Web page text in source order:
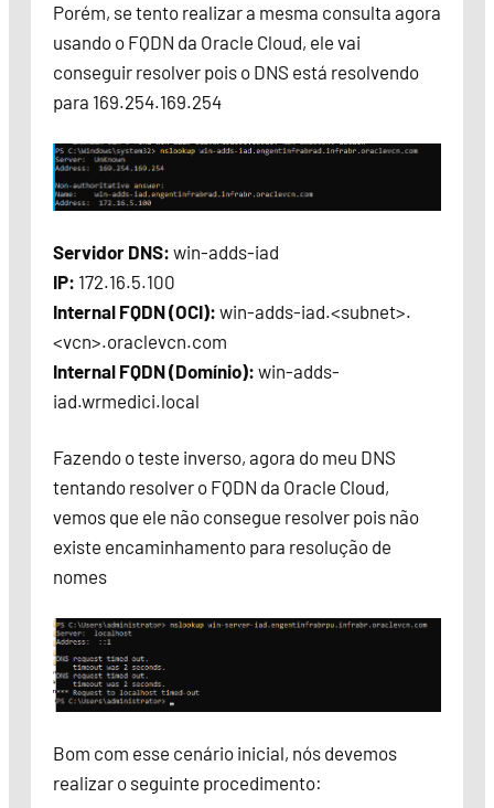
Porém, se tento realizar a mesma consulta agora
usando o FQDN da Oracle Cloud, ele vai
conseguir resolver pois o DNS está resolvendo
para 169.254.169.254
Servidor DNS: win-adds-iad
IP: 172.16.5.100
Internal FQDN (OCI): win-adds-iad.<subnet>.
<vcn>.oraclevcn.com
Internal FQDN (Domínio): win-adds-
iad.wrmedici.local
Fazendo o teste inverso, agora do meu DNS
tentando resolver o FQDN da Oracle Cloud,
vemos que ele não consegue resolver pois não
existe encaminhamento para resolução de
nomes
Bom com esse cenário inicial, nós devemos
realizar o seguinte procedimento: